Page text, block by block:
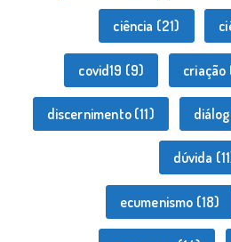
ciência (21)
covid19 (9) criação
discernimento(11)
dúvida
ecumenismo (18)